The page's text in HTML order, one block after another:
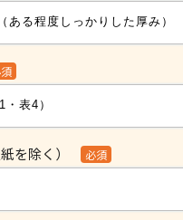
を除く） 必須